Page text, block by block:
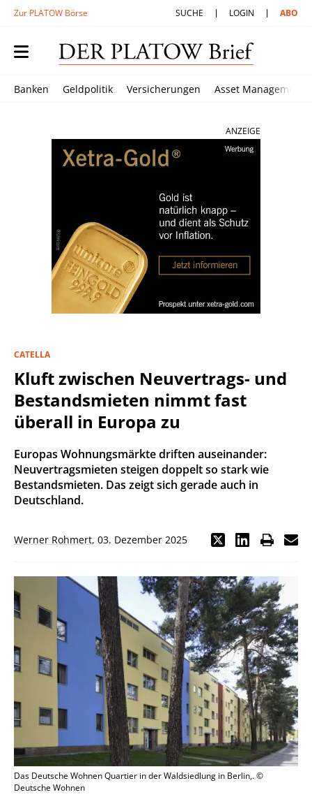
Zur PLATOW Börse SUCHE LOGIN ABO
Banken Geldpolitik Versicherungen Asset Management
ANZEIGE
CATELLA
Kluft zwischen Neuvertrags- und
Bestandsmieten nimmt fast
überall in Europa zu
Europas Wohnungsmärkte driften auseinander:
Neuvertragsmieten steigen doppelt so stark wie
Bestandsmieten. Das zeigt sich gerade auch in
Deutschland.
Werner Rohmert, 03. Dezember 2025
Das Deutsche Wohnen Quartier in der Waldsiedlung in Berlin,. ©
Deutsche Wohnen